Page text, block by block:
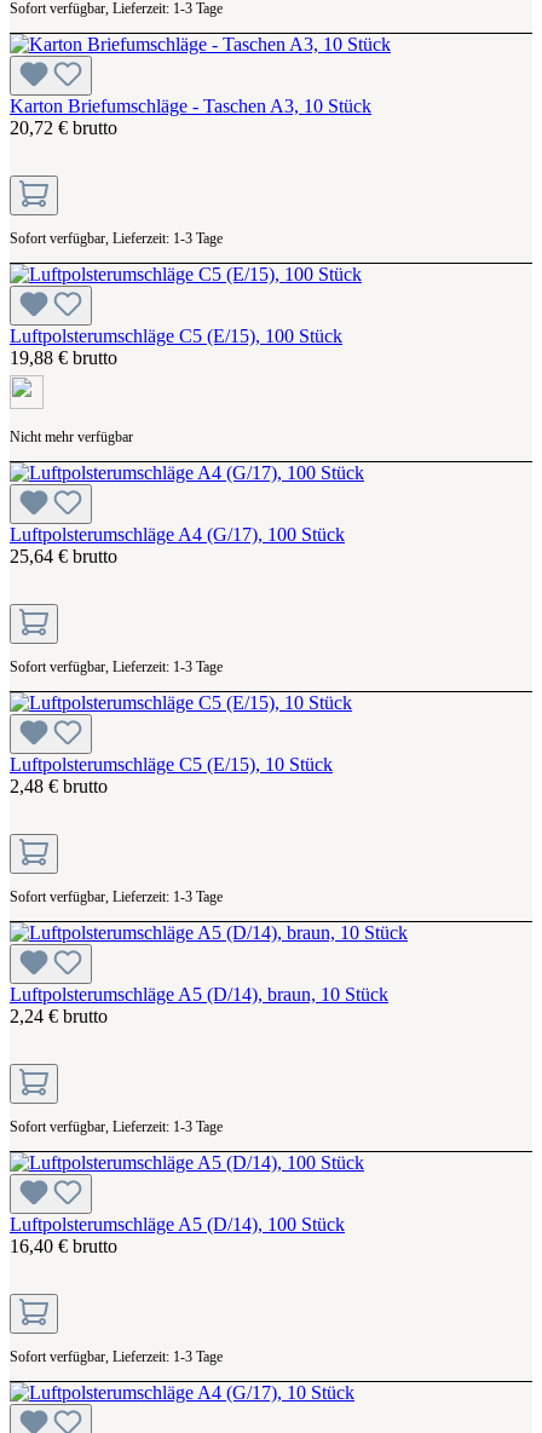
Sofort verfügbar, Lieferzeit: 1-3 Tage
Karton Briefumschläge - Taschen A3, 10 Stück
20,72 € brutto
Sofort verfügbar, Lieferzeit: 1-3 Tage
Luftpolsterumschläge C5 (E/15), 100 Stück
19,88 € brutto
Nicht mehr verfügbar
Luftpolsterumschläge A4 (G/17), 100 Stück
25,64 € brutto
Sofort verfügbar, Lieferzeit: 1-3 Tage
Luftpolsterumschläge C5 (E/15), 10 Stück
2,48 € brutto
Sofort verfügbar, Lieferzeit: 1-3 Tage
Luftpolsterumschläge A5 (D/14), braun, 10 Stück
2,24 € brutto
Sofort verfügbar, Lieferzeit: 1-3 Tage
Luftpolsterumschläge A5 (D/14), 100 Stück
16,40 € brutto
Sofort verfügbar, Lieferzeit: 1-3 Tage